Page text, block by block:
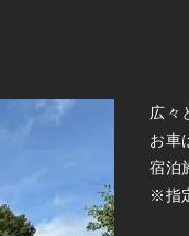
広々
お車
宿泊
※指